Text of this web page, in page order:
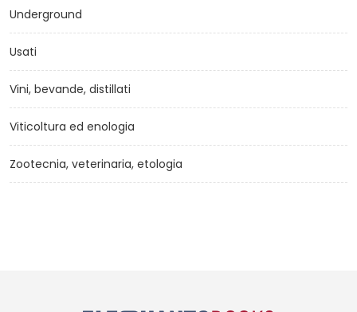
Underground
Usati
Vini, bevande, distillati
Viticoltura ed enologia
Zootecnia, veterinaria, etologia